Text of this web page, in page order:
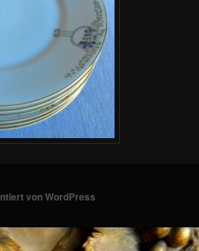
von WordPress